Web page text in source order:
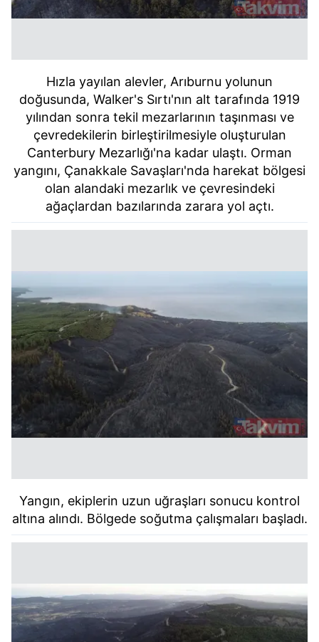
Hızla yayılan alevler, Arıburnu yolunun
doğusunda, Walker's Sırtı'nın alt tarafında 1919
yılından sonra tekil mezarlarının taşınması ve
çevredekilerin birleştirilmesiyle oluşturulan
Canterbury Mezarlığı'na kadar ulaştı. Orman
yangını, Çanakkale Savaşları'nda harekat bölgesi
olan alandaki mezarlık ve çevresindeki
ağaçlardan bazılarında zarara yol açtı.
Yangın, ekiplerin uzun uğraşları sonucu kontrol
altına alındı. Bölgede soğutma çalışmaları başladı.